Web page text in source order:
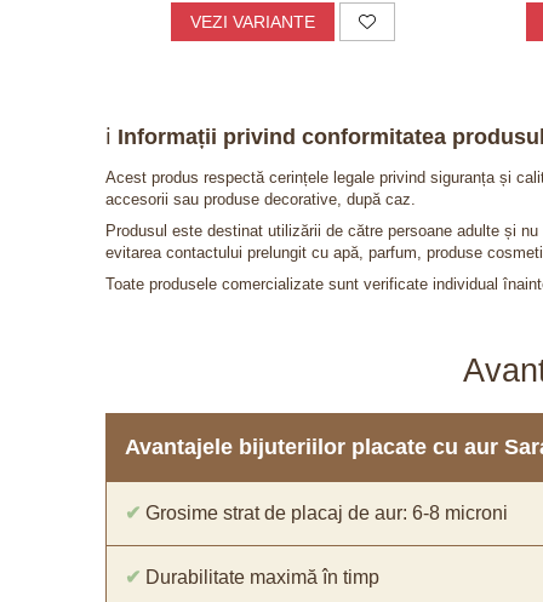
VEZI VARIANTE
ℹ️ Informații privind conformitatea
Acest produs respectă cerințele legale privind siguranța și
accesorii sau produse decorative, după caz.
Produsul este destinat utilizării de către persoane adulte și
evitarea contactului prelungit cu apă, parfum, produse
Toate produsele comercializate sunt verificate individual
Avantajele bijuteriilor placate cu aur
✔ Grosime strat de placaj de aur: 6-8 microni
✔ Durabilitate maximă în timp